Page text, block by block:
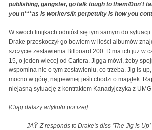
publishing, gangster, go talk tough to them/Don't
you n***as is workers/In perpetuity is how you
W swoch linijkach odniósł się tym samym do
Drake przeskoczył go bowiem w ilości albumów
szczycie zestawienia Billboard 200. D ma ich już w
15, o jeden wiecej od Cartera. Jigga mówi, żeby
wspomina nie o tym zestawieniu, co trzeba. Jig is up,
mocno w górę, najpewniej jeśli chodzi o majątek.
niejasną sytuację z kontraktem Kanadyjczyka z UMG.
[Ciąg dalszy artykułu poniżej]
JAŸ-Z responds to Drake's diss ‘The Jig Is Up’